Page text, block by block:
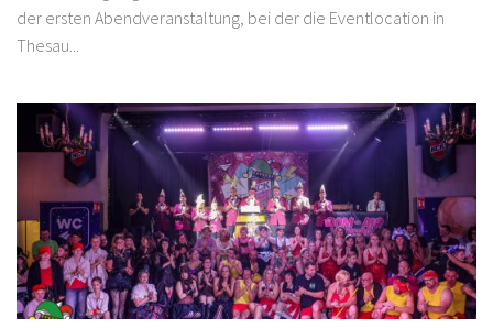
der ersten Abendveranstaltung, bei der die Eventlocation in
Thesau...